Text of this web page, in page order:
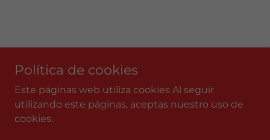
Política de cookies
Este páginas web utiliza cookies Al seguir
utilizando este páginas, aceptas nuestro uso de
cookies.